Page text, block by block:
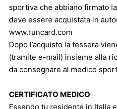
sportiva che abbiano firmato
deve essere acquistata in
www.runcard.com
Dopo l’acquisto la tessera
(tramite e-mail) insieme alla
da consegnare al medico
CERTIFICATO MEDICO
Essendo tu residente in Italia